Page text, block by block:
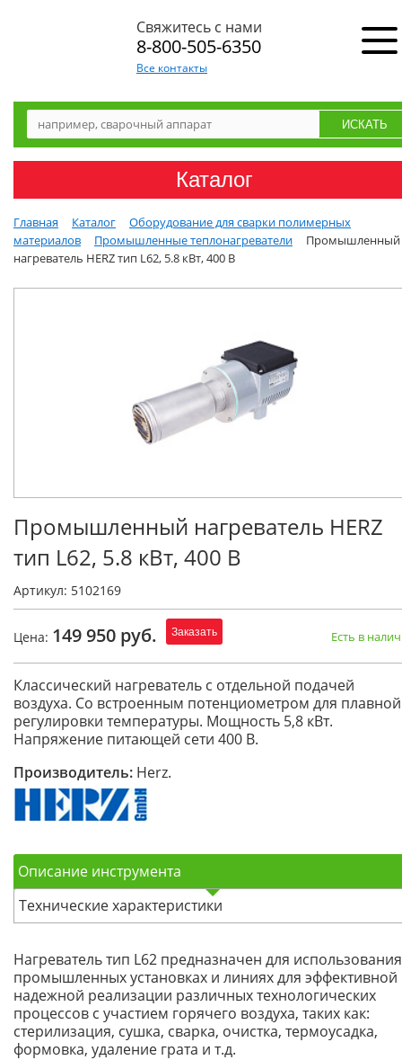
Свяжитесь с нами
8-800-505-6350
Все контакты
Каталог
Главная Каталог
Оборудование для сварки полимерных
материалов
Промышленные теплонагреватели
Промышленный
нагреватель HERZ тип L62, 5.8 кВт, 400 В
Промышленный нагреватель HERZ
тип L62, 5.8 кВт, 400 В
Артикул: 5102169
Цена: 149 950 руб. Заказать Есть в
Классический нагреватель с отдельной подачей
воздуха. Со встроенным потенциометром для плавной
регулировки температуры. Мощность 5,8 кВт.
Напряжение питающей сети 400 В.
Производитель: Herz.
Описание инструмента
Технические характеристики
Нагреватель тип L62 предназначен для
промышленных установках и линиях для эффективной
надежной реализации различных технологических
процессов с участием горячего воздуха, таких как:
стерилизация, сушка, сварка, очистка, термоусадка,
формовка, удаление грата и т.д.